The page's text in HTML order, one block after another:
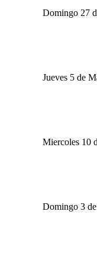
Domingo 27
Jueves 5 de
Miercoles 10
Domingo 3